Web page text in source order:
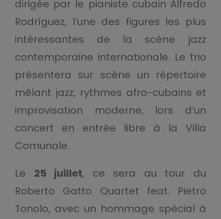
dirigée par le pianiste cubain Alfredo
Rodríguez, l’une des figures les plus
intéressantes de la scène jazz
contemporaine internationale. Le trio
présentera sur scène un répertoire
mêlant jazz, rythmes afro-cubains et
improvisation moderne, lors d’un
concert en entrée libre à la Villa
Comunale.
Le 25 juillet, ce sera au tour du
Roberto Gatto Quartet feat. Pietro
Tonolo, avec un hommage spécial à